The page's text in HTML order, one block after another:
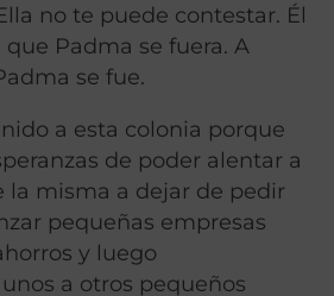
no te puede contestar. Él
Padma se fuera. A
se fue.
a esta colonia porque
de poder alentar a
la misma a dejar de pedir
pequeñas empresas
y luego
a otros pequeños